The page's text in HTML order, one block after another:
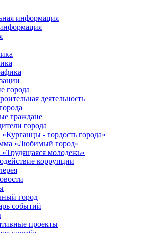
информация
города
деятельность
граждане
города
«Курганцы - гордость города»
«Любимый город»
молодежь»
коррупции
город
событий
проекты